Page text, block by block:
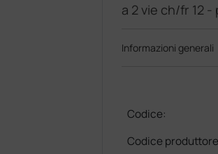
a 2 vie ch/fr 12
Informazioni generali
Codice:
Codice produttore